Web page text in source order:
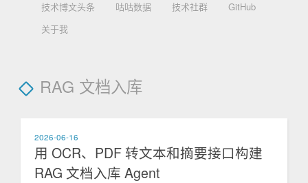
技术博文头条
咕咕数据 技术社群
GitHub
关于我
RAG 文档入库
2026-06-16
用 OCR、PDF 转文本和摘要接口构建
RAG 文档入库 Agent